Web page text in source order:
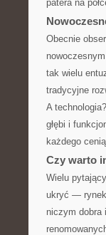
patera na
Obecnie
tak wielu
tradycyjne
A
głębi i
każdego
Czy warto
Wielu
ukryć — rynek
niczym dobra